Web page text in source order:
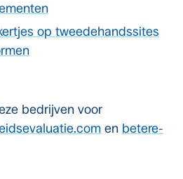
op tweedehandssites
bedrijven voor
en betere-